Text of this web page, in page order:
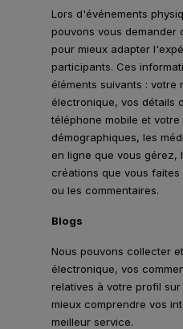
Lors d'événements
pouvons vous demander
pour mieux adapter
participants. Ces
éléments suivants : votre
électronique, vos détails
téléphone mobile et
démographiques, les
en ligne que vous gérez,
créations que vous
ou les commentaires.
Blogs
Nous pouvons collecter
électronique, vos
relatives à votre profil
mieux comprendre vos
meilleur service.